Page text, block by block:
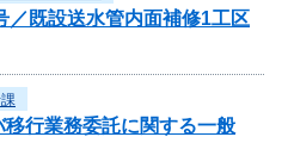
／既設送水管内面補修1工区
行業務委託に関する一般